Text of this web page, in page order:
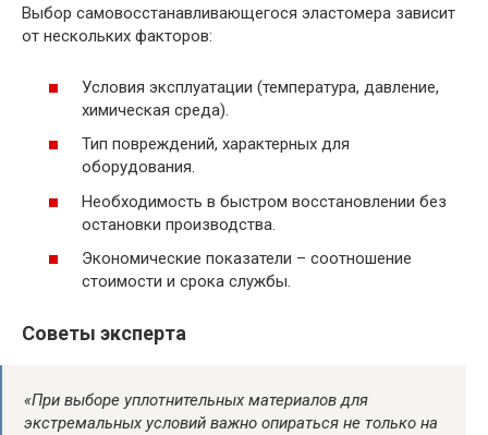
Выбор самовосстанавливающегося эластомера зависит
от нескольких факторов:
Условия эксплуатации (температура, давление,
химическая среда).
Тип повреждений, характерных для
оборудования.
Необходимость в быстром восстановлении без
остановки производства.
Экономические показатели – соотношение
стоимости и срока службы.
Советы эксперта
«При выборе уплотнительных материалов для
экстремальных условий важно опираться не только на